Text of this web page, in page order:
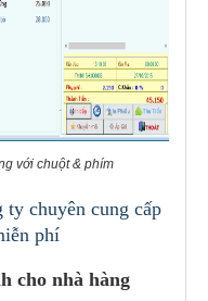
với chuột & phím
ty chuyên cung cấp
phí
cho nhà hàng